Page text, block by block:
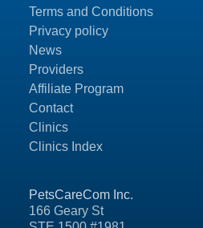
PetsCareCom Inc.
166 Geary St
Terms and Conditions
Privacy policy
News
Providers
Affiliate Program
Contact
Clinics
Clinics Index